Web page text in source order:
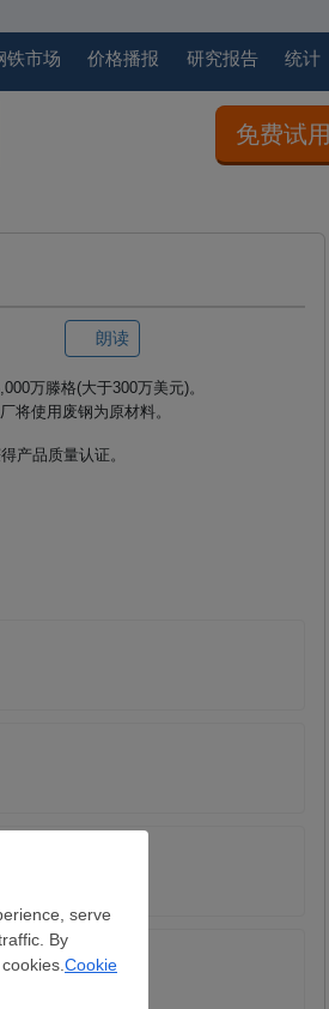
铁市场 价格播报 研究报告 统计
免费试用
朗读
万滕格(大于300万美元)。
将使用废钢为原材料。
产品质量认证。